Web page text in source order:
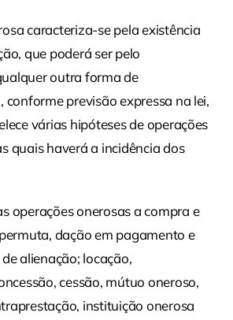
caracteriza-se pela existência
que poderá ser pelo
outra forma de
conforme previsão expressa na lei,
várias hipóteses de operações
quais haverá a incidência dos
operações onerosas a compra e
dação em pagamento e
alienação; locação,
cessão, mútuo oneroso,
instituição onerosa